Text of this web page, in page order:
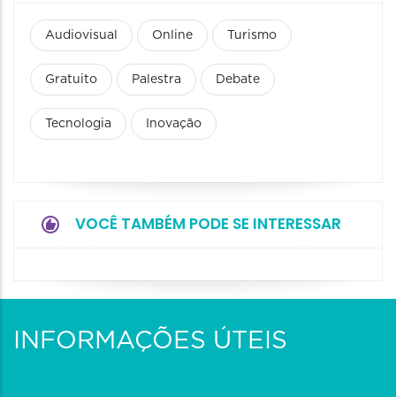
Audiovisual Online Turismo
Gratuito Palestra Debate
Tecnologia Inovação
VOCÊ TAMBÉM PODE SE INTERESSAR
INFORMAÇÕES ÚTEIS